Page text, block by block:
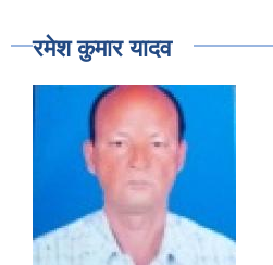
रमेश कुमार यादव